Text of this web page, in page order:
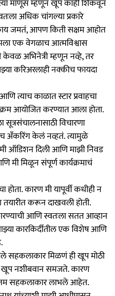
त्या माणूस म्हणून खूप काही शिकवून
अधिक चांगल्या प्रकारे
जमतं, आपण किती सक्षम आहोत
एक वेगळाच आत्मविश्वास
केवळ अभिनेत्री म्हणून नव्हे, तर
करिअरलाही नक्कीच फायदा
त्याच काळात स्टार प्रवाहचा
आयोजित करण्यात आला होता.
सूत्रसंचालनासाठी विचारणा
अँकरिंग केलं नव्हतं. त्यामुळे
दिली आणि माझी निवड
मी मिळून संपूर्ण कार्यक्रमाचं
होता. कारण मी यापूर्वी कधीही न
तयारीत करून दाखवली होती.
आणि स्वतःला सतत आव्हान
कारकिर्दीतील एक विशेष आणि
सहकलाकार मिळणं ही खूप मोठी
खूप नशीबवान समजते. कारण
सहकलाकार लाभले आहेत.